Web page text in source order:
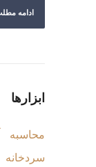
ادامه
ابزارها
محاسبه
سردخانه